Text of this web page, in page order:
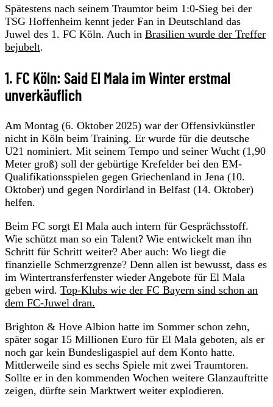
Spätestens nach seinem Traumtor beim 1:0-Sieg bei der
TSG Hoffenheim kennt jeder Fan in Deutschland das
Juwel des 1. FC Köln. Auch in Brasilien wurde der Treffer
bejubelt.
1. FC Köln: Said El Mala im Winter erstmal
unverkäuflich
Am Montag (6. Oktober 2025) war der Offensivkünstler
nicht in Köln beim Training. Er wurde für die deutsche
U21 nominiert. Mit seinem Tempo und seiner Wucht (1,90
Meter groß) soll der gebürtige Krefelder bei den EM-
Qualifikationsspielen gegen Griechenland in Jena (10.
Oktober) und gegen Nordirland in Belfast (14. Oktober)
helfen.
Beim FC sorgt El Mala auch intern für Gesprächsstoff.
Wie schützt man so ein Talent? Wie entwickelt man ihn
Schritt für Schritt weiter? Aber auch: Wo liegt die
finanzielle Schmerzgrenze? Denn allen ist bewusst, dass es
im Wintertransferfenster wieder Angebote für El Mala
geben wird. Top-Klubs wie der FC Bayern sind schon an
dem FC-Juwel dran.
Brighton & Hove Albion hatte im Sommer schon zehn,
später sogar 15 Millionen Euro für El Mala geboten, als er
noch gar kein Bundesligaspiel auf dem Konto hatte.
Mittlerweile sind es sechs Spiele mit zwei Traumtoren.
Sollte er in den kommenden Wochen weitere Glanzauftritte
zeigen, dürfte sein Marktwert weiter explodieren.